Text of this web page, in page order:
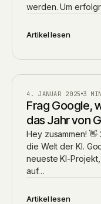
werden. Um
Artikel lesen
BLOG
4. JANUAR 2025 3
Frag Google,
das Jahr von
Hey zusammen!
die Welt der KI.
neueste KI-
auf…
Artikel lesen